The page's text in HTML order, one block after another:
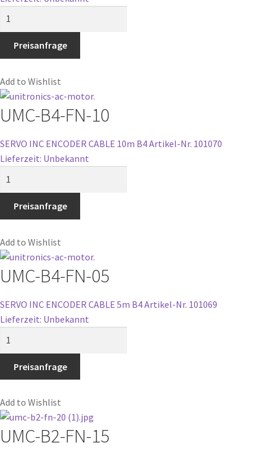
15
Preisanfrage
Add to Wishlist
UMC-B4-FN-10
SERVO INC ENCODER CABLE 10m B4Artikel-Nr. 101070
Lieferzeit: Unbekannt
10
Preisanfrage
Add to Wishlist
UMC-B4-FN-05
SERVO INC ENCODER CABLE 5m B4Artikel-Nr. 101069
Lieferzeit: Unbekannt
05
Preisanfrage
Add to Wishlist
UMC-B2-FN-15